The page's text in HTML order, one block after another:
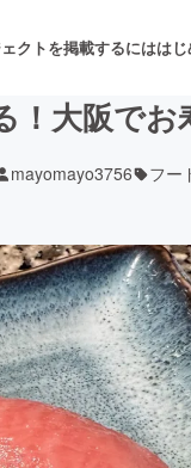
クトを掲載するにははじ
ビス開発
版
！大阪で
mayomayo3756 フー